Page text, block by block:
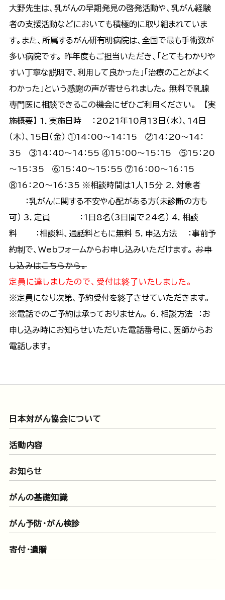
大野先生は、乳がんの早期発見の啓発活動や、乳がん経験
者の支援活動などにおいても積極的に取り組まれていま
す。また、所属するがん研有明病院は、全国で最も手術数が
多い病院です。 昨年度もご担当いただき、「とてもわかりや
すい丁寧な説明で、利用して良かった」「治療のことがよく
わかった」という感謝の声が寄せられました。 無料で乳腺
専門医に相談できるこの機会にぜひご利用ください。 【実
施概要】 1．実施日時 ：2021年10月13日（水）、14日
（木）、15日（金） ①14：00～14：15 ②14：20～14：
35 ③14：40～14：55 ④15：00～15：15 ⑤15：20
～15：35 ⑥15：40～15：55 ⑦16：00～16：15
⑧16：20～16：35 ※相談時間は1人15分 2．対象者
：乳がんに関する不安や心配がある方（未診断の方も
可） 3．定員 ：1日8名（3日間で24名） 4．相談
料 ：相談料、通話料ともに無料 5．申込方法 ：事前予
約制で、Webフォームからお申し込みいただけます。 お申
し込みはこちらから。
定員に達しましたので、受付は終了いたしました。
※定員になり次第、予約受付を終了させていただきます。
※電話でのご予約は承っておりません。 6．相談方法 ：お
申し込み時にお知らせいただいた電話番号に、医師からお
電話します。
日本対がん協会について
活動内容
お知らせ
がんの基礎知識
がん予防・がん検診
寄付・遺贈